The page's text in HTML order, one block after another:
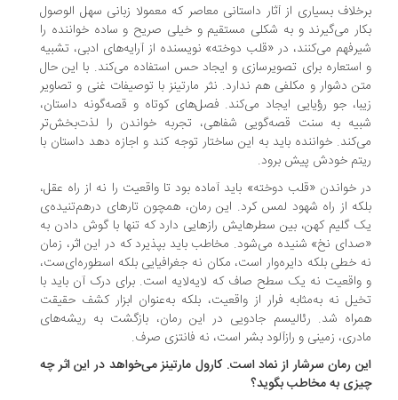
بسیاری از آثار داستانی معاصر که معمولا زبانی سهل الوصول
می‌گیرند و به شکلی مستقیم و خیلی صریح و ساده خواننده را
می‌کنند، در «قلب دوخته» نویسنده از آرایه‌های ادبی، تشبیه
برای تصویرسازی و ایجاد حس استفاده می‌کند. با این حال
دشوار و مکلفی هم ندارد. نثر مارتینز با توصیفات غنی و تصاویر
جو رؤیایی ایجاد می‌کند. فصل‌های کوتاه و قصه‌گونه داستان،
به سنت قصه‌گویی شفاهی، تجربه خواندن را لذت‌بخش‌تر
خواننده باید به این ساختار توجه کند و اجازه دهد داستان با
خودش پیش برود.
خواندن «قلب دوخته» باید آماده بود تا واقعیت را نه از راه عقل،
از راه شهود لمس کرد. این رمان، همچون تارهای درهم‌تنیده‌ی
گلیم کهن، بین سطرهایش رازهایی دارد که تنها با گوش دادن به
نخ» شنیده می‌شود. مخاطب باید بپذیرد که در این اثر، زمان
خطی بلکه دایره‌وار است، مکان نه جغرافیایی بلکه اسطوره‌ای‌ست،
نه یک سطح صاف که لایه‌لایه است. برای درک آن باید با
نه به‌مثابه فرار از واقعیت، بلکه به‌عنوان ابزار کشف حقیقت
شد. رئالیسم جادویی در این رمان، بازگشت به ریشه‌های
زمینی و رازآلود بشر است، نه فانتزی صرف.
رمان سرشار از نماد است. کارول مارتینز می‌خواهد در این اثر چه
به مخاطب بگوید؟